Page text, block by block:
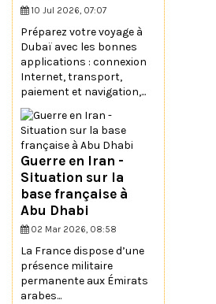
10 Jul 2026, 07:07
Préparez votre voyage à
Dubaï avec les bonnes
applications : connexion
Internet, transport,
paiement et navigation,...
Guerre en Iran -
Situation sur la
base française à
Abu Dhabi
02 Mar 2026, 08:58
La France dispose d’une
présence militaire
permanente aux Émirats
arabes...